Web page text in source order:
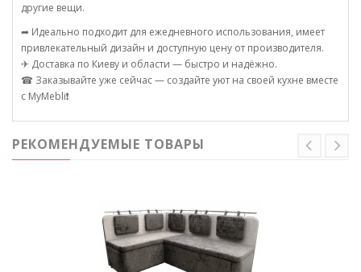
другие вещи.
➦ Идеально подходит для ежедневного использования, имеет
привлекательный дизайн и доступную цену от производителя.
✈ Доставка по Киеву и области — быстро и надёжно.
☎ Заказывайте уже сейчас — создайте уют на своей кухне вместе
с MyMebli❗
РЕКОМЕНДУЕМЫЕ ТОВАРЫ